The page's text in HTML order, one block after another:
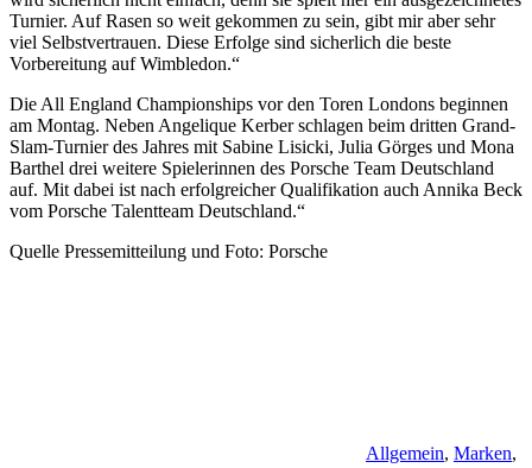
Turnier. Auf Rasen so weit gekommen zu sein, gibt mir aber sehr
viel Selbstvertrauen. Diese Erfolge sind sicherlich die beste
Vorbereitung auf Wimbledon.“
Die All England Championships vor den Toren Londons beginnen
am Montag. Neben Angelique Kerber schlagen beim dritten Grand-
Slam-Turnier des Jahres mit Sabine Lisicki, Julia Görges und Mona
Barthel drei weitere Spielerinnen des Porsche Team Deutschland
auf. Mit dabei ist nach erfolgreicher Qualifikation auch Annika Beck
vom Porsche Talentteam Deutschland.“
Quelle Pressemitteilung und Foto: Porsche
Allgemein, Marken,